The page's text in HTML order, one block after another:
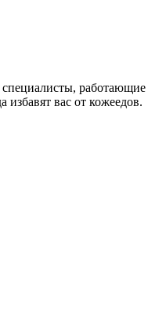
работающие
вас от кожеедов.